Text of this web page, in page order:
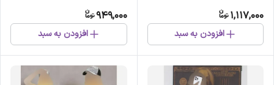
1,117,000
افزودن به سبد
949,000
افزودن به سبد